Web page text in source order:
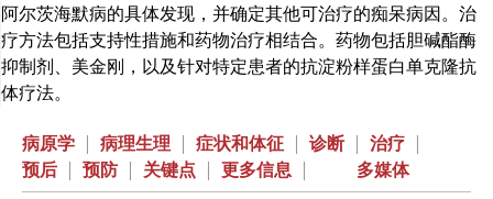
阿尔茨海默病的具体发现，并确定其他可治疗的痴呆病因。治
疗方法包括支持性措施和药物治疗相结合。药物包括胆碱酯酶
抑制剂、 美金刚 ，以及针对特定患者的抗淀粉样蛋白单克隆抗
体疗法。
病原学 | 病理生理 | 症状和体征 | 诊断 | 治疗 |
预后 | 预防 | 关键点 | 更多信息 | 多媒体